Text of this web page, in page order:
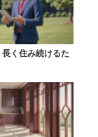
く住み続けるた